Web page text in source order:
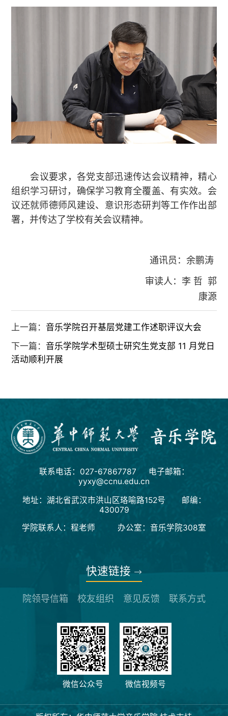
会议要求，各党支部迅速传达会议精神，精心
组织学习研讨，确保学习教育全覆盖、有实效。会
议还就师德师风建设、意识形态研判等工作作出部
署，并传达了学校有关会议精神。
通讯员：余鹏涛
审读人：李 哲 郭
康源
上一篇： 音乐学院召开基层党建工作述职评议大会
下一篇： 音乐学院学术型硕士研究生党支部 11 月党日
活动顺利开展
联系电话：027-67867787 电子邮箱：
yyxy@ccnu.edu.cn
地址：湖北省武汉市洪山区珞喻路152号 邮编：
430079
学院联系人：程老师 办公室：音乐学院308室
快速链接
院领导信箱 校友组织 意见反馈 联系方式
微信公众号 微信视频号